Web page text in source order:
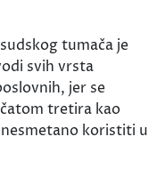
tumača je
svih vrsta
jer se
tretira kao
koristiti u